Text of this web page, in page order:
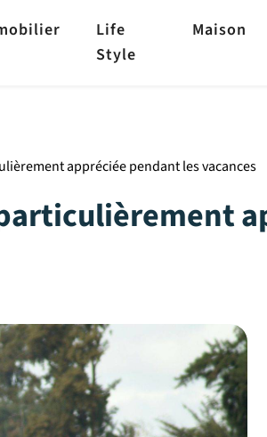
Life
Style
Maison
appréciée pendant les vacances